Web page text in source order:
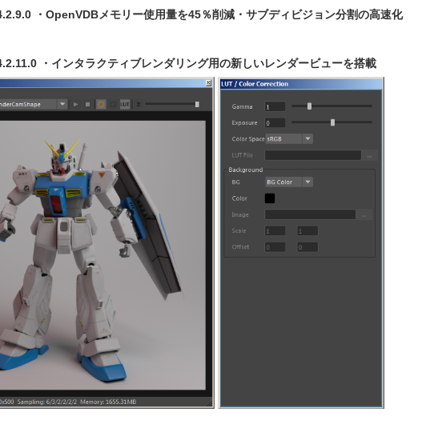
・OpenVDBメモリー使用量を45％削減・サブディビジョン分割の高速化
・インタラクティブレンダリング用の新しいレンダービューを搭載